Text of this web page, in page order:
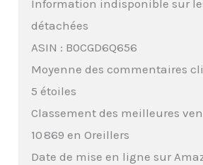
Information indisponible sur
détachées
ASIN : B0CGD6Q656
Moyenne des commentaires
5 étoiles
Classement des meilleures
10 869 en Oreillers
Date de mise en ligne sur